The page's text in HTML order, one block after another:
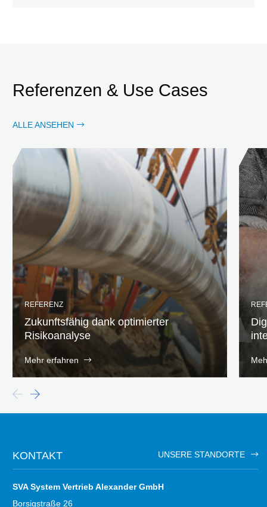
Referenzen & Use Cases
ALLE ANSEHEN
REFERENZ
Zukunftsfähig dank optimierter
Risikoanalyse
Mehr erfahren
KONTAKT UNSERE STANDORTE
SVA System Vertrieb Alexander GmbH
Borsigstraße 26